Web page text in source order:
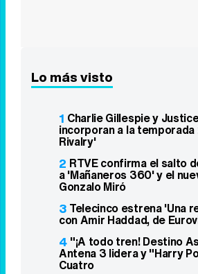
Lo más visto
1 Charlie Gillespie y
incorporan a la
Rivalry'
2 RTVE confirma el salto
a 'Mañaneros 360' y el
Gonzalo Miró
3 Telecinco estrena 'Una
con Amir Haddad, de
4 "¡A todo tren! Destino
Antena 3 lidera y "Harry
Cuatro